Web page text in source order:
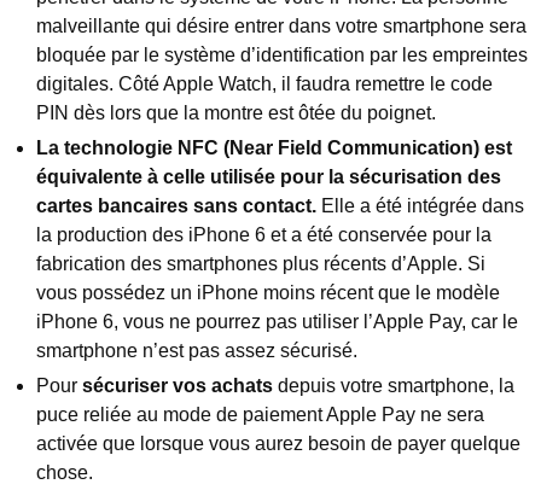
malveillante qui désire entrer dans votre smartphone sera
bloquée par le système d’identification par les empreintes
digitales. Côté Apple Watch, il faudra remettre le code
PIN dès lors que la montre est ôtée du poignet.
La technologie NFC (Near Field Communication) est
équivalente à celle utilisée pour la sécurisation des
cartes bancaires sans contact. Elle a été intégrée dans
la production des iPhone 6 et a été conservée pour la
fabrication des smartphones plus récents d’Apple. Si
vous possédez un iPhone moins récent que le modèle
iPhone 6, vous ne pourrez pas utiliser l’Apple Pay, car le
smartphone n’est pas assez sécurisé.
Pour sécuriser vos achats depuis votre smartphone, la
puce reliée au mode de paiement Apple Pay ne sera
activée que lorsque vous aurez besoin de payer quelque
chose.